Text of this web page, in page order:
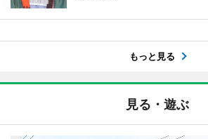
もっと見る
見る・遊ぶ